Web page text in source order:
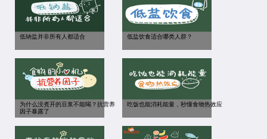
低钠盐并非所有人都适合 低盐饮食适合哪类人群？
为什么没煮开的豆浆不能喝？抗营养
因子暴露了
吃饭也能消耗能量，秒懂食物热效应